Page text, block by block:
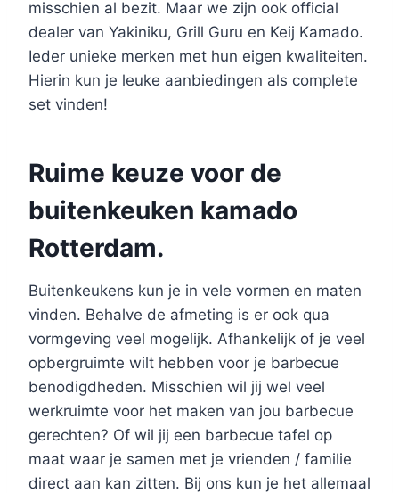
misschien al bezit. Maar we zijn ook official
dealer van Yakiniku, Grill Guru en Keij Kamado.
Ieder unieke merken met hun eigen kwaliteiten.
Hierin kun je leuke aanbiedingen als complete
set vinden!
Ruime keuze voor de
buitenkeuken kamado
Rotterdam.
Buitenkeukens kun je in vele vormen en maten
vinden. Behalve de afmeting is er ook qua
vormgeving veel mogelijk. Afhankelijk of je veel
opbergruimte wilt hebben voor je barbecue
benodigdheden. Misschien wil jij wel veel
werkruimte voor het maken van jou barbecue
gerechten? Of wil jij een barbecue tafel op
maat waar je samen met je vrienden / familie
direct aan kan zitten. Bij ons kun je het allemaal